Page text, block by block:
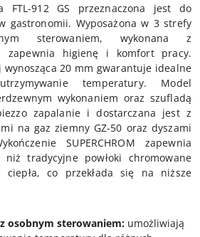
FTL-912 GS przeznaczona jest do
gastronomii. Wyposażona w 3 strefy
sterowaniem, wykonana z
zapewnia higienę i komfort pracy.
wynosząca 20 mm gwarantuje idealne
temperatury. Model
wykonaniem oraz szufladą
zapalanie i dostarczana jest z
na gaz ziemny GZ-50 oraz dyszami
SUPERCHROM zapewnia
niż tradycyjne powłoki chromowane
ciepła, co przekłada się na niższe
osobnym sterowaniem: umożliwiają